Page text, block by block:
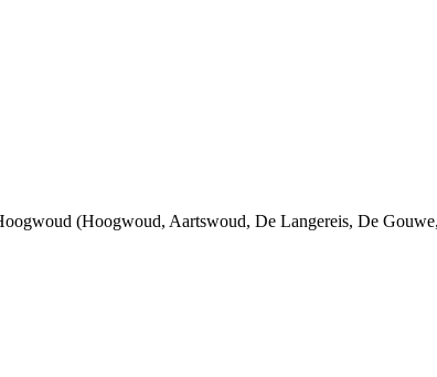
(Hoogwoud, Aartswoud, De Langereis, De